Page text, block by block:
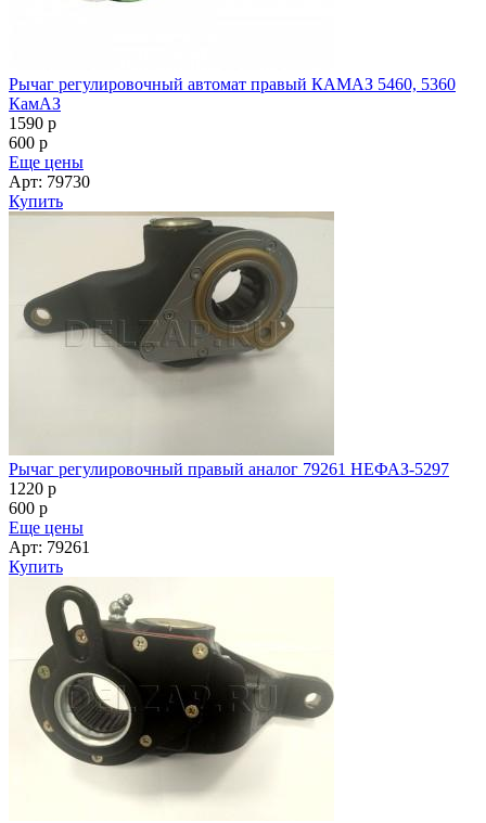
Рычаг регулировочный автомат правый КАМАЗ 5460, 5360
КамАЗ
1590 p
600 p
Еще цены
Арт: 79730
Купить
Рычаг регулировочный правый аналог 79261 НЕФАЗ-5297
1220 p
600 p
Еще цены
Арт: 79261
Купить